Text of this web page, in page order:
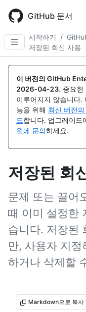
main
content
GitHub 문서
시작하기 /
저장된 회신 사용
이 버전의 GitHub
2026-04-23. 중요한
이루어지지 않습니다.
능을 위해 최신 버전
드합니다. 업그레이드
원에 문의하세요.
저장된 회
문제 또는 끌어
때 이미 설정한
습니다. 저장된
만, 사용자 지
하거나 삭제할
Markdown으로 복사